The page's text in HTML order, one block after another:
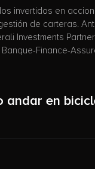
invertidos en
de carteras.
Investments
Finance-
andar en